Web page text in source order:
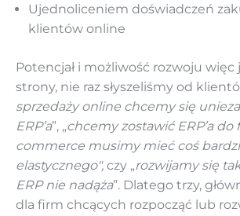
Ujednoliceniem doświadczeń
klientów online
Potencjał i możliwość rozwoju więc
strony, nie raz słyszeliśmy od
sprzedaży online chcemy się
ERP’a”, „chcemy zostawić ERP’a do
commerce musimy mieć coś
elastycznego", czy „rozwijamy się
ERP nie nadąża”. Dlatego trzy,
dla firm chcących rozpocząć lub